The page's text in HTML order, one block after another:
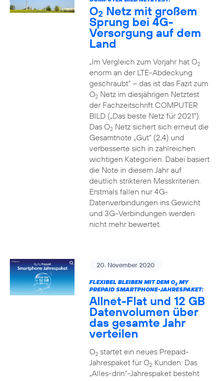
O2 Netz mit großem
Sprung bei 4G-
Versorgung auf dem
Land
„Im Vergleich zum Vorjahr hat O2
enorm an der LTE-Abdeckung
geschraubt“ – das ist das Fazit zum
O2Netz im diesjährigen Netztest
der Fachzeitschrift COMPUTER
BILD („Das beste Netz für 2021“).
Das O2Netz sichert sich erneut die
Gesamtnote „Gut“ (2,4) und
verbesserte sich in zahlreichen
wichtigen Kategorien. Dabei basiert
die Note in diesem Jahr auf
deutlich strikteren Messkriterien.
Erstmals fallen nur 4G-
Datenverbindungen ins Gewicht
und 3G-Verbindungen werden
nicht mehr bewertet.
20. November 2020
FLEXIBEL BLEIBEN MIT DEM O2MY
PREPAID SMARTPHONE-JAHRESPAKET:
Allnet-Flat und 12 GB
Datenvolumen über
das gesamte Jahr
verteilen
O2startet ein neues Prepaid-
Jahrespaket für O2Kunden: Das
„Alles-drin“-Jahrespaket besteht